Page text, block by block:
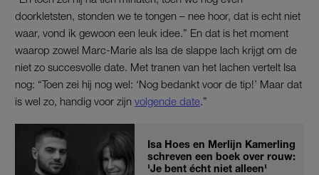
doorkletsten, stonden we te tongen – nee hoor, dat is echt niet
waar, vond ik gewoon een leuk idee.” En dat is het moment
waarop zowel Marc-Marie als Isa de slappe lach krijgt om de
niet zo succesvolle date. Met tranen van het lachen vertelt Isa
nog: “Toen zei hij nog wel: ‘Nog bedankt voor de tip!’ Maar dat
is wel zo, handig voor zijn volgende date.”
Isa Hoes en Merlijn Kamerling
schreven een boek over rouw:
'Je bent écht niet alleen'